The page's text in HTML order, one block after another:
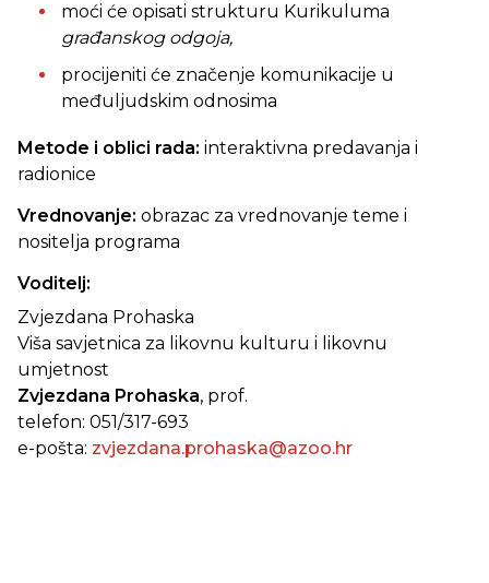
moći će opisati strukturu Kurikuluma
građanskog odgoja,
procijeniti će značenje komunikacije u
međuljudskim odnosima
Metode i oblici rada: interaktivna predavanja i
radionice
Vrednovanje: obrazac za vrednovanje teme i
nositelja programa
Voditelj:
Zvjezdana Prohaska
Viša savjetnica za likovnu kulturu i likovnu
umjetnost
Zvjezdana Prohaska, prof.
telefon: 051/317-693
e-pošta: zvjezdana.prohaska@azoo.hr